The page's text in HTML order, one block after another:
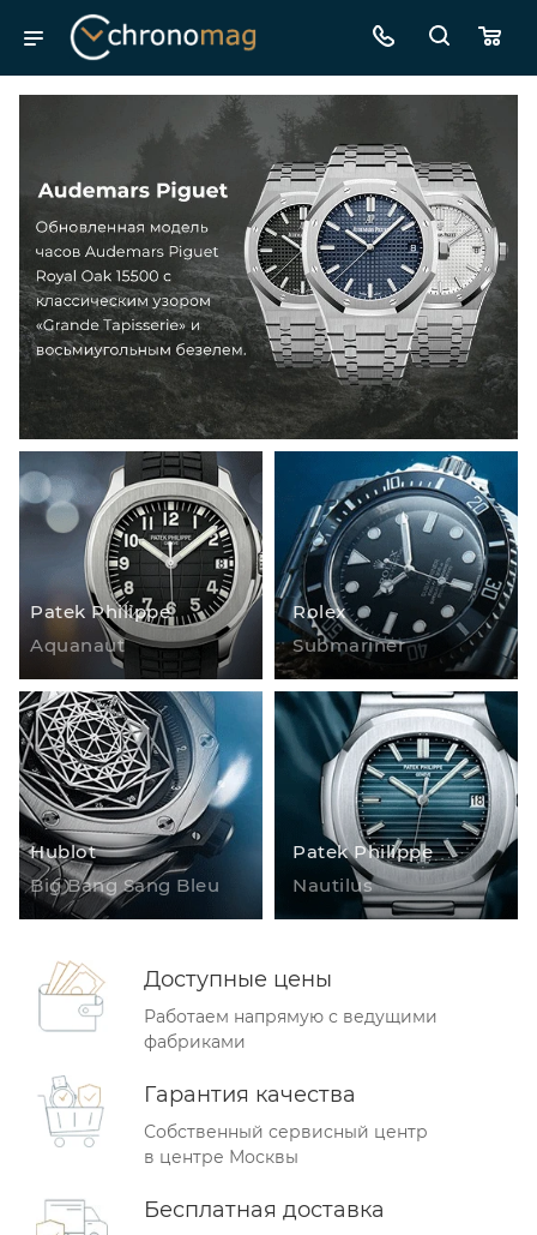
Patek Philippe
Aquanaut
Rolex
Submariner
Hublot
Big Bang Sang Bleu
Patek Philippe
Nautilus
Доступные цены
Работаем напрямую с ведущими
фабриками
Гарантия качества
Собственный сервисный центр
в центре Москвы
Бесплатная доставка